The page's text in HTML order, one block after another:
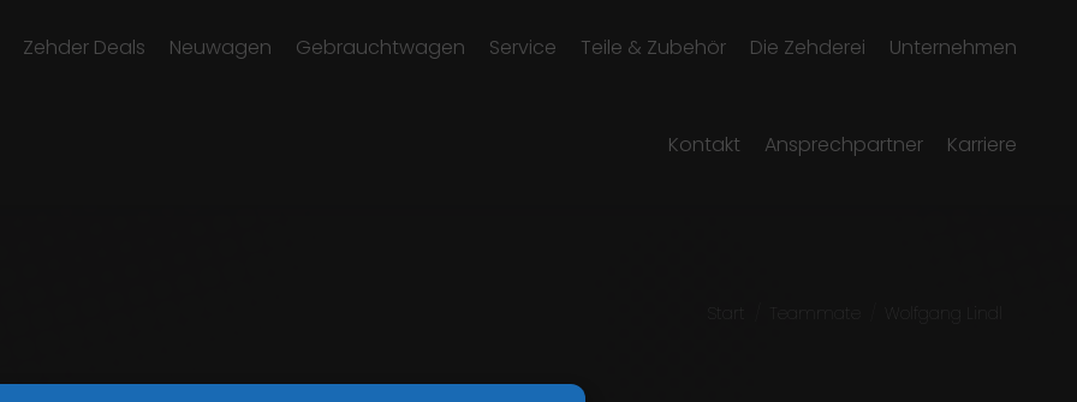
Zehder Deals Neuwagen Gebrauchtwagen Service Teile & Zubehör Die Zehderei Unternehmen
Kontakt Ansprechpartner Karriere
Sie befinden sich hier:
Start Teammate Wolfgang Lindl